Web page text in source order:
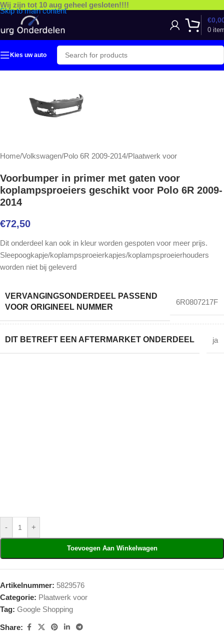
Skip to main content
Wij zijn tot 10 aug geheel gesloten!!!!
0
€
Kies uw auto
Home/Volkswagen/Polo 6R 2009-2014/Plaatwerk voor
Voorbumper in primer met gaten voor
koplampsproeiers geschikt voor Polo 6R 2009-
2014
€72,50
Dit onderdeel kan ook in kleur worden gespoten voor meer prijs.
Sleepoogkapje/koplampsproeierkapjes/koplampsproeierhouders
worden niet bij geleverd
VERVANGINGSONDERDEEL PASSEND
VOOR ORIGINEEL NUMMER
6R0807217F
DIT BETREFT EEN AFTERMARKET ONDERDEEL ja
- +
Toevoegen Aan Winkelwagen
Artikelnummer: 5829576
Categorie: Plaatwerk voor
Tag: Google Shopping
Share: